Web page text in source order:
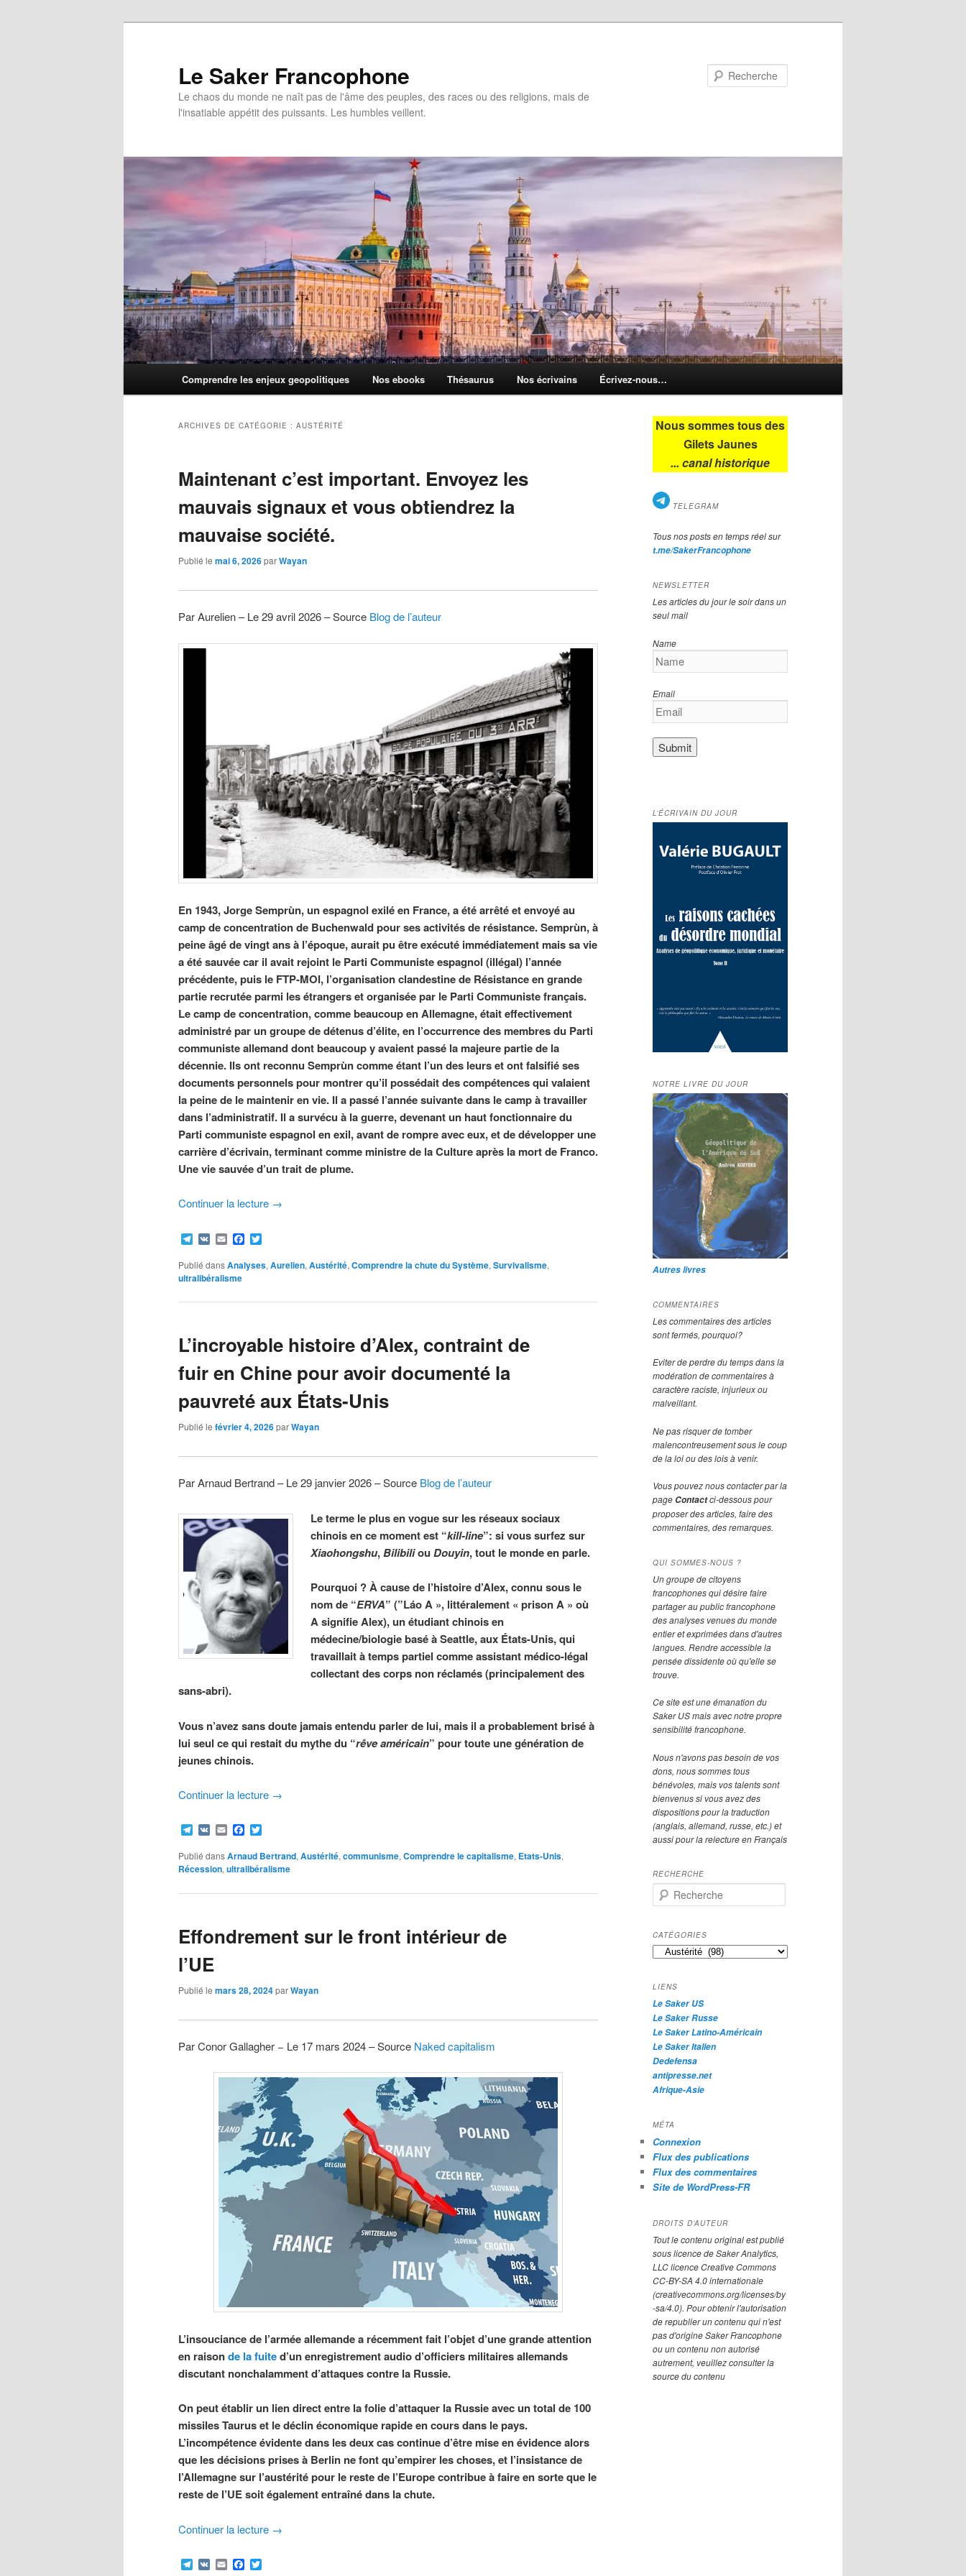
Le Saker Francophone
Le chaos du monde ne naît pas de l'âme des peuples, des races ou des religions, mais de
l'insatiable appétit des puissants. Les humbles veillent.
Comprendre les enjeux geopolitiques Nos ebooks Thésaurus Nos écrivains Écrivez-nous…
ARCHIVES DE CATÉGORIE : AUSTÉRITÉ
Maintenant c’est important. Envoyez les
mauvais signaux et vous obtiendrez la
mauvaise société.
Publié le mai 6, 2026parWayan
Par Aurelien – Le 29 avril 2026 – Source Blog de l’auteur
En 1943, Jorge Semprùn, un espagnol exilé en France, a été arrêté et envoyé au
camp de concentration de Buchenwald pour ses activités de résistance. Semprùn, à
peine âgé de vingt ans à l’époque, aurait pu être exécuté immédiatement mais sa vie
a été sauvée car il avait rejoint le Parti Communiste espagnol (illégal) l’année
précédente, puis le FTP-MOI, l’organisation clandestine de Résistance en grande
partie recrutée parmi les étrangers et organisée par le Parti Communiste français.
Le camp de concentration, comme beaucoup en Allemagne, était effectivement
administré par un groupe de détenus d’élite, en l’occurrence des membres du Parti
communiste allemand dont beaucoup y avaient passé la majeure partie de la
décennie. Ils ont reconnu Semprùn comme étant l’un des leurs et ont falsifié ses
documents personnels pour montrer qu’il possédait des compétences qui valaient
la peine de le maintenir en vie. Il a passé l’année suivante dans le camp à travailler
dans l’administratif. Il a survécu à la guerre, devenant un haut fonctionnaire du
Parti communiste espagnol en exil, avant de rompre avec eux, et de développer une
carrière d’écrivain, terminant comme ministre de la Culture après la mort de Franco.
Une vie sauvée d’un trait de plume.
Continuer la lecture →
Telegram
VK EmailFacebook
Publié dansAnalyses, Aurelien, Austérité, Comprendre la chute du Système, Survivalisme,
ultralibéralisme
L’incroyable histoire d’Alex, contraint de
fuir en Chine pour avoir documenté la
pauvreté aux États-Unis
Publié le février 4, 2026parWayan
Par Arnaud Bertrand – Le 29 janvier 2026 – Source Blog de l’auteur
Le terme le plus en vogue sur les réseaux sociaux
chinois en ce moment est “kill-line”: si vous surfez sur
Xiaohongshu,BilibiliouDouyin, tout le monde en parle.
Pourquoi ? À cause de l’histoire d’Alex, connu sous le
nom de “ERVA” (”Láo A », littéralement « prison A » où
A signifie Alex), un étudiant chinois en
médecine/biologie basé à Seattle, aux États-Unis, qui
travaillait à temps partiel comme assistant médico-légal
collectant des corps non réclamés (principalement des
sans-abri).
Vous n’avez sans doute jamais entendu parler de lui, mais il a probablement brisé à
lui seul ce qui restait du mythe du “rêve américain” pour toute une génération de
jeunes chinois.
Continuer la lecture →
Telegram
VK EmailFacebook
Publié dansArnaud Bertrand, Austérité, communisme, Comprendre le capitalisme, Etats-Unis,
Récession, ultralibéralisme
Effondrement sur le front intérieur de
l’UE
Publié le mars 28, 2024parWayan
Par Conor Gallagher − Le 17 mars 2024 – Source Naked capitalism
L’insouciance de l’armée allemande a récemment fait l’objet d’une grande attention
en raisonde la fuited’un enregistrement audio d’officiers militaires allemands
discutant nonchalamment d’attaques contre la Russie.
On peut établir un lien direct entre la folie d’attaquer la Russie avec un total de 100
missiles Taurus et le déclin économique rapide en cours dans le pays.
L’incompétence évidente dans les deux cas continue d’être mise en évidence alors
que les décisions prises à Berlin ne font qu’empirer les choses, et l’insistance de
l’Allemagne sur l’austérité pour le reste de l’Europe contribue à faire en sorte que le
reste de l’UE soit également entraîné dans la chute.
Continuer la lecture →
Telegram
VK EmailFacebook
Nous sommes tous des
Gilets Jaunes
... canal historique
TELEGRAM
Tous nos posts en temps réel sur
t.me/SakerFrancophone
NEWSLETTER
Les articles du jour le soir dans un
seul mail
Name
Email
L’ÉCRIVAIN DU JOUR
NOTRE LIVRE DU JOUR
Autres livres
COMMENTAIRES
Les commentaires des articles
sont fermés, pourquoi?
Eviter de perdre du temps dans la
modération de commentaires à
caractère raciste, injurieux ou
malveillant.
Ne pas risquer de tomber
malencontreusement sous le coup
de la loi ou des lois à venir.
Vous pouvez nous contacter par la
page Contactci-dessous pour
proposer des articles, faire des
commentaires, des remarques.
QUI SOMMES-NOUS ?
Un groupe de citoyens
francophones qui désire faire
partager au public francophone
des analyses venues du monde
entier et exprimées dans d'autres
langues. Rendre accessible la
pensée dissidente où qu'elle se
trouve.
Ce site est une émanation du
Saker US mais avec notre propre
sensibilité francophone.
Nous n'avons pas besoin de vos
dons, nous sommes tous
bénévoles, mais vos talents sont
bienvenus si vous avez des
dispositions pour la traduction
(anglais, allemand, russe, etc.) et
aussi pour la relecture en Français
RECHERCHE
e
h
e
r
h
e
CATÉGORIES
Catégories
LIENS
Le Saker US
Le Saker Russe
Le Saker Latino-Américain
Le Saker Italien
Dedefensa
antipresse.net
Afrique-Asie
MÉTA
Connexion
Flux des publications
Flux des commentaires
Site de WordPress-FR
DROITS D’AUTEUR
Tout le contenu original est publié
sous licence de Saker Analytics,
LLC licence Creative Commons
CC-BY-SA 4.0 internationale
(creativecommons.org/licenses/by
-sa/4.0). Pour obtenir l'autorisation
de republier un contenu qui n'est
pas d'origine Saker Francophone
ou un contenu non autorisé
autrement, veuillez consulter la
source du contenu